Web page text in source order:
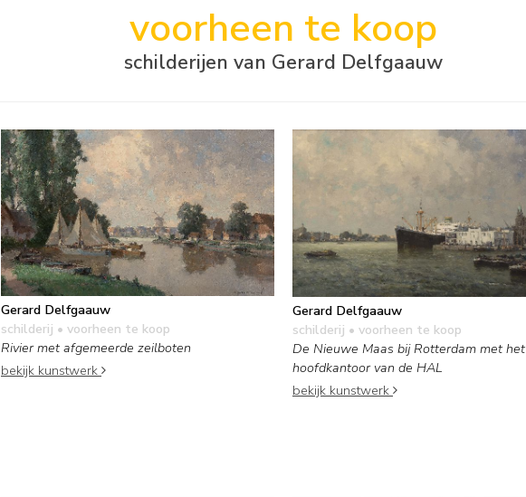
voorheen te koop
schilderijen van Gerard Delfgaauw
Gerard Delfgaauw
schilderij • voorheen te koop
Rivier met afgemeerde zeilboten
bekijk kunstwerk
Gerard Delfgaauw
schilderij • voorheen te koop
De Nieuwe Maas bij Rotterdam met het
hoofdkantoor van de HAL
bekijk kunstwerk